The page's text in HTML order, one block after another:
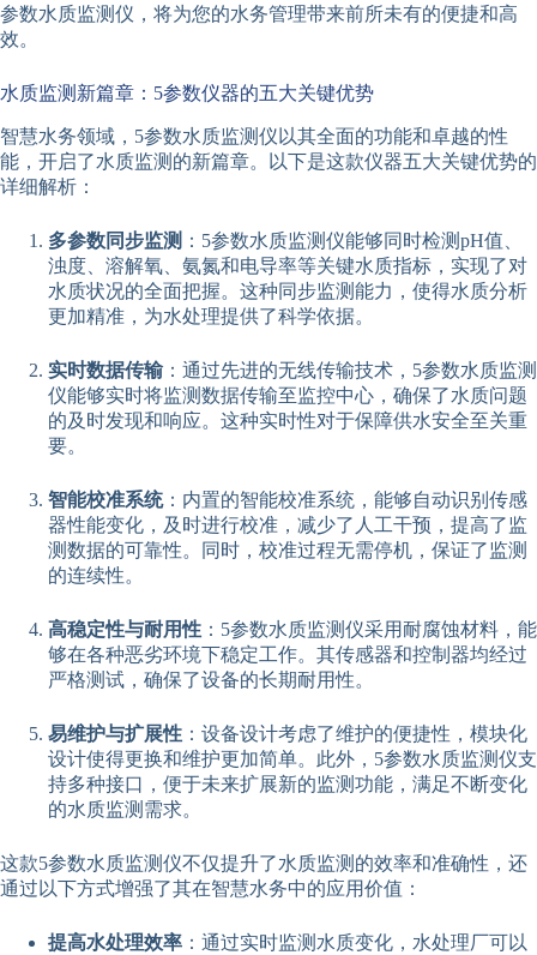
参数水质监测仪，将为您的水务管理带来前所未有的便捷和高
效。
水质监测新篇章：5参数仪器的五大关键优势
智慧水务领域，5参数水质监测仪以其全面的功能和卓越的性
能，开启了水质监测的新篇章。以下是这款仪器五大关键优势的
详细解析：
多参数同步监测 ：5参数水质监测仪能够同时检测pH值、
浊度、溶解氧、氨氮和电导率等关键水质指标，实现了对
水质状况的全面把握。这种同步监测能力，使得水质分析
更加精准，为水处理提供了科学依据。
实时数据传输：通过先进的无线传输技术，5参数水质监测
仪能够实时将监测数据传输至监控中心，确保了水质问题
的及时发现和响应。这种实时性对于保障供水安全至关重
要。
智能校准系统：内置的智能校准系统，能够自动识别传感
器性能变化，及时进行校准，减少了人工干预，提高了监
测数据的可靠性。同时，校准过程无需停机，保证了监测
的连续性。
高稳定性与耐用性 ：5参数水质监测仪采用耐腐蚀材料，能
够在各种恶劣环境下稳定工作。其传感器和控制器均经过
严格测试，确保了设备的长期耐用性。
易维护与扩展性 ：设备设计考虑了维护的便捷性，模块化
设计使得更换和维护更加简单。此外，5参数水质监测仪支
持多种接口，便于未来扩展新的监测功能，满足不断变化
的水质监测需求。
这款5参数水质监测仪不仅提升了水质监测的效率和准确性，还
通过以下方式增强了其在智慧水务中的应用价值：
提高水处理效率 ：通过实时监测水质变化，水处理厂可以